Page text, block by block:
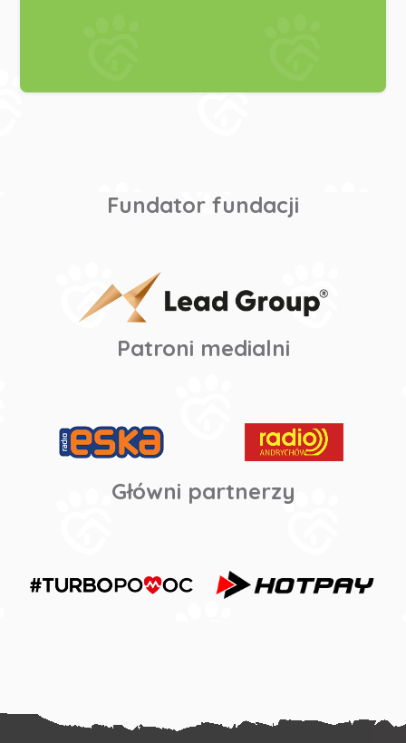
Fundator fundacji
Patroni medialni
Główni partnerzy